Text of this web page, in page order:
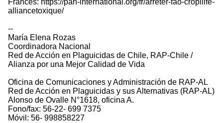
Francés: https://pan-international.org/fr/arreter-fao-cropllife-
alliancetoxique/
--
María Elena Rozas
Coordinadora Nacional
Red de Acción en Plaguicidas de Chile, RAP-Chile /
Alianza por una Mejor Calidad de Vida
Oficina de Comunicaciones y Administración de RAP-AL
Red de Acción en Plaguicidas y sus Alternativas (RAP-AL)
Alonso de Ovalle N°1618, oficina A.
Fono/fax: 56-22- 699 7375
Móvil: 56- 998858227